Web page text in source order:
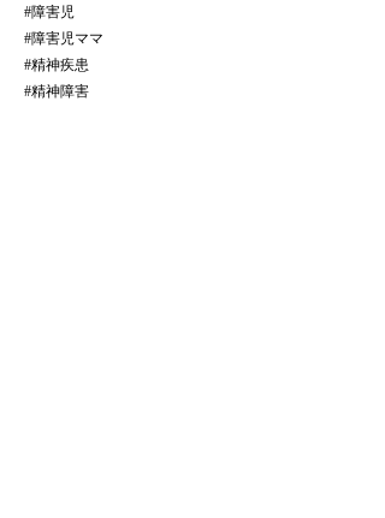
#障害児
#障害児ママ
#精神疾患
#精神障害